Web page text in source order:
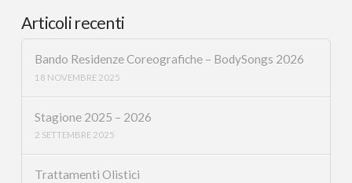
Articoli recenti
Bando Residenze Coreografiche – BodySongs 2026
18 NOVEMBRE 2025
Stagione 2025 – 2026
2 SETTEMBRE 2025
Trattamenti Olistici